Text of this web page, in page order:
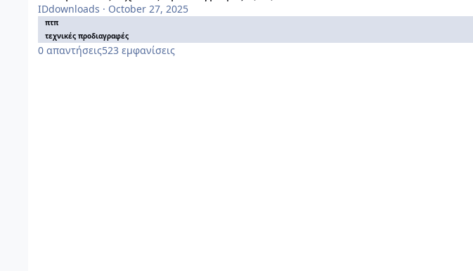
IDdownloads · October 27, 2025
πτπ
τεχνικές προδιαγραφές
0 απαντήσεις523 εμφανίσεις